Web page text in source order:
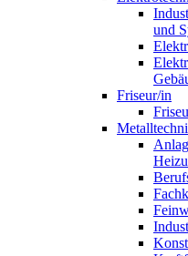
und
Friseur/in